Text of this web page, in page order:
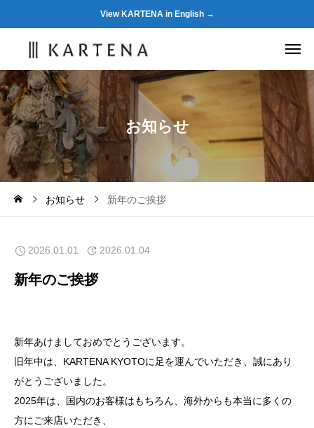
View KARTENA in English →
お知らせ
お知らせ 新年のご挨拶
2026.01.01 2026.01.04
新年のご挨拶
新年あけましておめでとうございます。
旧年中は、KARTENA KYOTOに足を運んでいただき、誠にあり
がとうございました。
2025年は、国内のお客様はもちろん、海外からも本当に多くの
方にご来店いただき、